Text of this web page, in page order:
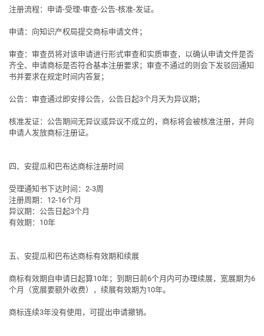
注册流程：申请-受理-审查-公告-核准-发证。
申请：向知识产权局提交商标申请文件；
审查：审查员将对该申请进行形式审查和实质审查，以确认申请文件是否
齐全、申请商标是否符合基本注册要求；审查不通过的则会下发驳回通知
书并要求在规定时间内答复；
公告：审查通过即安排公告，公告日起3个月天为异议期；
核准发证：公告期间无异议或异议不成立的，商标将会被核准注册，并向
申请人发放商标注册证。
四、安提瓜和巴布达商标注册时间
受理通知书下达时间：2-3周
注册周期：12-16个月
异议期：公告日起3个月
有效期：10年
五、安提瓜和巴布达商标有效期和续展
商标有效期自申请日起算10年；到期日前6个月内可办理续展，宽展期为6
个月（宽展要额外收费），续展有效期为10年。
商标连续3年没有使用，可提出申请撤销。